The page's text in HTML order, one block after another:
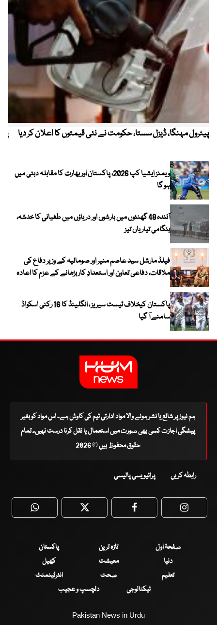
پیٹرول مہنگا، ڈیزل سستا، حکومت نے نئی قیمتوں کا اعلان کر دیا
ویمنز ایشیا کپ 2026، پاکستان اور بھارت کا مقابلہ دبئی میں
ہو گا
آئندہ 48 گھنٹوں میں بارشوں اور دریاؤں میں طغیانی کا خدشہ،
ہنگامی تیاریاں تیز
فیلڈ مارشل سید عاصم منیر اور صومالیہ کے وزیر دفاع کی
ملاقات، دفاعی تعاون اور استعدادِ کار بڑھانے کے عزم کا اعادہ
پاکستان کیخلاف ٹیسٹ سیریز ، انگلینڈ کا 16 رکنی اسکواڈ
سامنے آ گیا
ہم نیوز پر شائع یا نشر ہونے والا مواد ادارتی ٹیم کی کاوش ہے۔ اس مواد کو بغیر
پیشگی اجازت کسی بھی صورت میں استعمال یا نقل کرنا درست نہیں۔ تمام
حقوق محفوظ ہیں © 2026
رابطہ کریں پرائیویسی پالیسی
WhatsApp Twitter Facebook
صفحۂ اول تازہ ترین
پاکستان
دنیا
معیشت
کھیل
تعلیم
صحت
انٹرٹینمنٹ
ٹیکنالوجی
دلچسپ و عجیب
Pakistan News in Urdu